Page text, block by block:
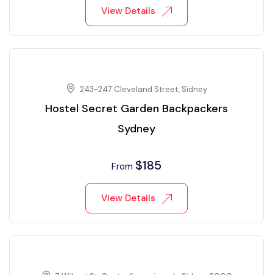
View Details
243-247 Cleveland Street, Sídney
Hostel Secret Garden Backpackers
Sydney
From $185
View Details